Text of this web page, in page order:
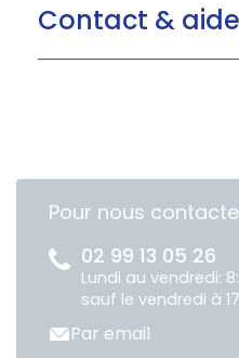
Contact & aide
Pour nous
02 99 13 05 26
Lundi au vendredi:
sauf le vendredi à
Par email